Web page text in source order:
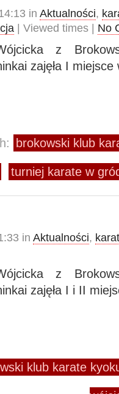
in Aktualności,
| Viewed times | No
z
zajęła I
brokowski klub
turniej karate w
in Aktualności,
z
zajęła I i II
klub karate